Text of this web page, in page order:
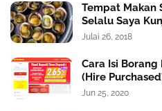
Tempat Makan
Selalu Saya
Julai 26, 2018
Cara Isi
(Hire
Jun 25, 2020